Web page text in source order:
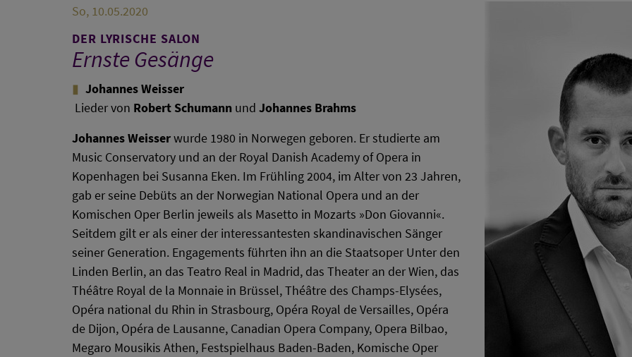
So, 10.05.2020
DER LYRISCHE SALON
Ernste Gesänge
Johannes Weisser
Lieder von Robert Schumann und Johannes Brahms
Johannes Weisserwurde 1980 in Norwegen geboren. Er studierte am
Music Conservatory und an der Royal Danish Academy of Opera in
Kopenhagen bei Susanna Eken. Im Frühling 2004, im Alter von 23 Jahren,
gab er seine Debüts an der Norwegian National Opera und an der
Komischen Oper Berlin jeweils als Masetto in Mozarts »Don Giovanni«.
Seitdem gilt er als einer der interessantesten skandinavischen Sänger
seiner Generation. Engagements führten ihn an die Staatsoper Unter den
Linden Berlin, an das Teatro Real in Madrid, das Theater an der Wien, das
Théâtre Royal de la Monnaie in Brüssel, Théâtre des Champs-Elysées,
Opéra national du Rhin in Strasbourg, Opéra Royal de Versailles, Opéra
de Dijon, Opéra de Lausanne, Canadian Opera Company, Opera Bilbao,
Megaro Mousikis Athen, Festspielhaus Baden-Baden, Komische Oper